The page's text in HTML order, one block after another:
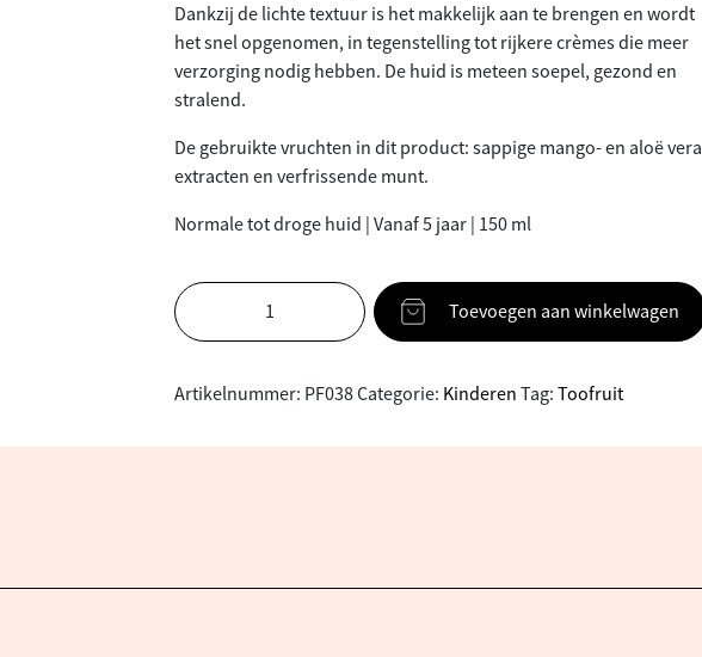
Dankzij de lichte textuur is het makkelijk aan te brengen en wordt
het snel opgenomen, in tegenstelling tot rijkere crèmes die meer
verzorging nodig hebben. De huid is meteen soepel, gezond en
stralend.
De gebruikte vruchten in dit product: sappige mango- en aloë vera
extracten en verfrissende munt.
Normale tot droge huid | Vanaf 5 jaar | 150 ml
Toevoegen aan winkelwagen
Artikelnummer: PF038Categorie: Kinderen Tag: Toofruit